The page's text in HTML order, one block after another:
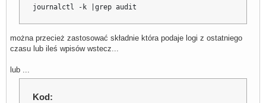
journalctl -k |grep audit
można przecież zastosować składnie która podaje logi z ostatniego
czasu lub ileś wpisów wstecz...
lub ...
Kod: